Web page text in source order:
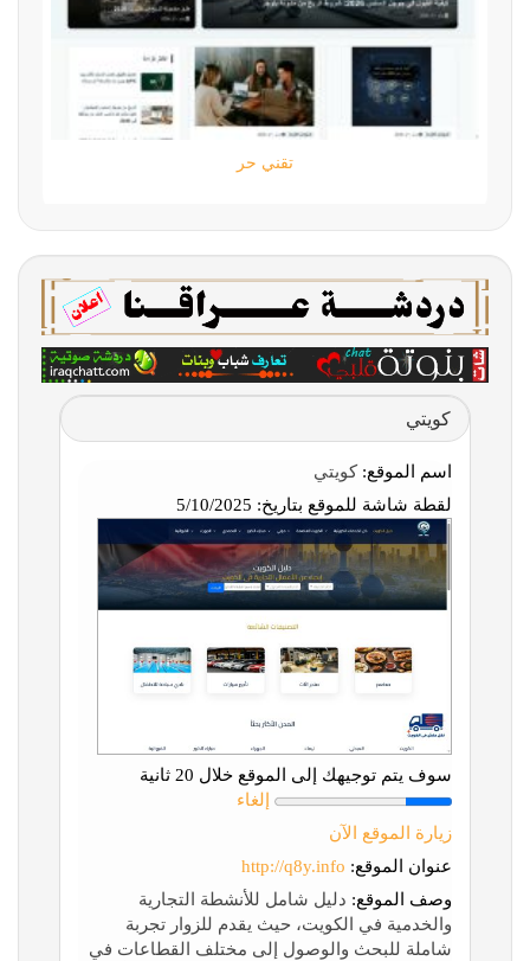
تقني حر
كويتي
اسم الموقع: كويتي
لقطة شاشة للموقع بتاريخ:
سوف يتم توجيهك إلى الموقع خلال 20 ثانية
إلغاء
زيارة الموقع الآن
عنوان الموقع: http://q8y.info
وصف الموقع: دليل شامل للأنشطة التجارية
والخدمية في الكويت، حيث يقدم للزوار تجربة
شاملة للبحث والوصول إلى مختلف القطاعات في